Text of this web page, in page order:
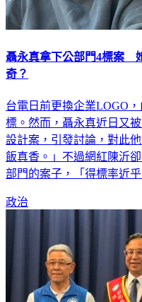
聶永真拿下公部門4標案
奇？
台電日前更換企業LOGO
標。然而，聶永真近日又
設計案，引發討論，對此
飯真香。」不過網紅陳沂
部門的案子，「得標率近
政治